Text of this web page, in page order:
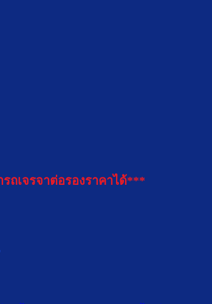
รถเจรจาต่อรองราคาได้***